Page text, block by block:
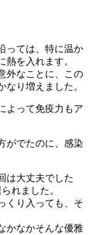
っては、特に温か
を入れます。
外なことに、この
り増えました。
よって免疫力もア
がでたのに、感染
は大丈夫でした
れました。
くり入っても、そ
かなかそんな優雅